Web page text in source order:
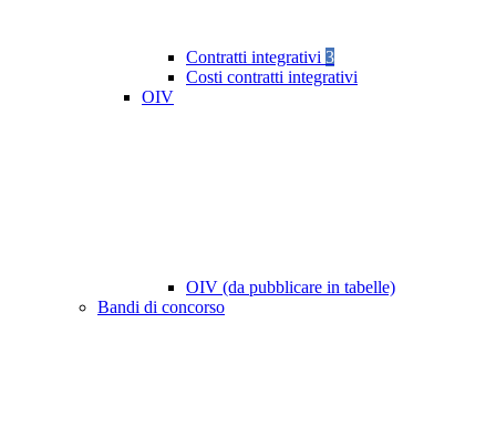
Contratti integrativi 3
Costi contratti integrativi
OIV
OIV (da pubblicare in tabelle)
Bandi di concorso